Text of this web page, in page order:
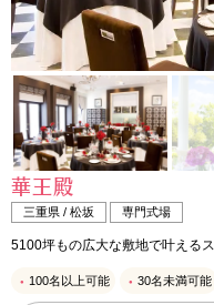
華王殿
三重県 / 松坂 専門式場
5100坪もの広大な敷地で叶える
100名以上可能 30名未満可能